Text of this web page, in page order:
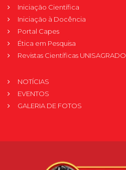
Iniciação Científica
Iniciação à Docência
Portal Capes
Ética em Pesquisa
Revistas Científicas UNISAGRADO
NOTÍCIAS
EVENTOS
GALERIA DE FOTOS